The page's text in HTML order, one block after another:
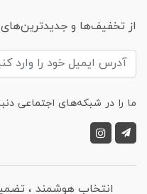
از تخفیف‌ها و جدیدترین‌های
ما را در شبکه‌های اجتماعی
انتخاب هوشمند ،